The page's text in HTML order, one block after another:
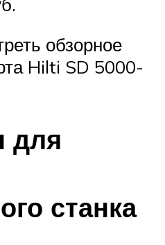
обзорное
Hilti SD 5000-
для
станка